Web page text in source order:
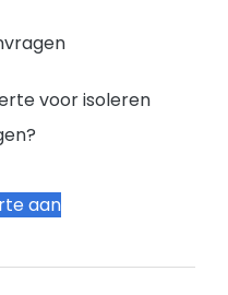
voor isoleren
aan